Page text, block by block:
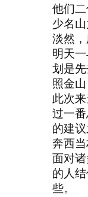
他们
少名
淡然
明天
划是
照金
此次
过一
的建
奔西
面对
的人
些。